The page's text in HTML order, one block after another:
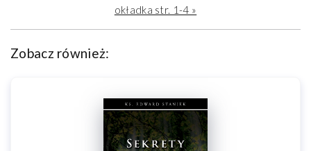
oraz codziennego, świadomego bycia razem. Wskazuje także
na konieczność podejmowania wysiłku w budowaniu dobrych
także wzajemnego zrozumienia i dobrej woli.
dziełem przypadku – powstaje dzięki cierpliwości,
ustępstwom, zaufaniu i zakorzenieniu w wartościach
transcendentnych. Fundamentem tego procesu jest
okładka str. 1-4 »
Zobacz również: